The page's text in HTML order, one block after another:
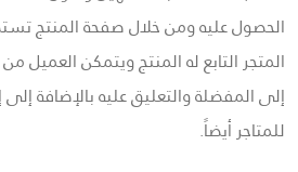
الحصول عليه ومن خلال صفحة المنتج
المتجر التابع له المنتج ويتمكن العميل
إلى المفضلة والتعليق عليه بالإضافة إلى
للمتاجر أيضاً.